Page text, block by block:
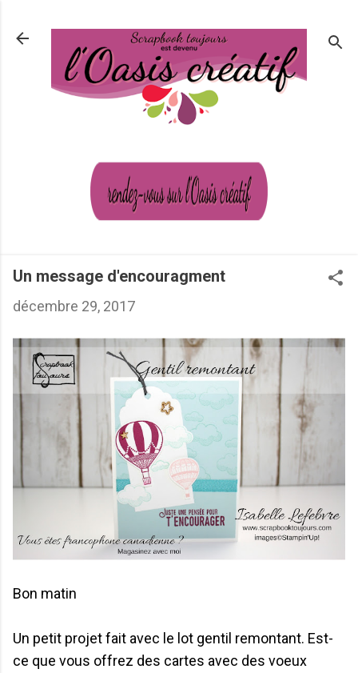
Un message d'encouragment
décembre 29, 2017
Bon matin
Un petit projet fait avec le lot gentil remontant. Est-
ce que vous offrez des cartes avec des voeux